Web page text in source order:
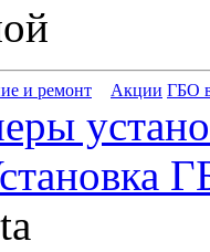
и ремонт Акции ГБО